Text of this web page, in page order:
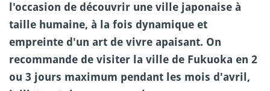
l'occasion de découvrir une ville japonaise à
taille humaine, à la fois dynamique et
empreinte d'un art de vivre apaisant. On
recommande de visiter la ville de Fukuoka en 2
ou 3 jours maximum pendant les mois d'avril,